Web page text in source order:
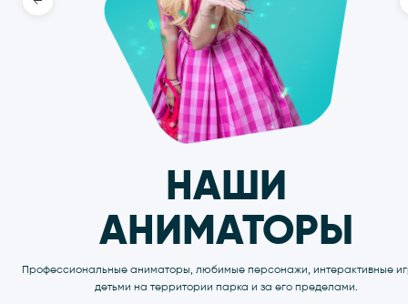
ДЛЯ ГРУПП ОТ 10 ДЕТЕЙ